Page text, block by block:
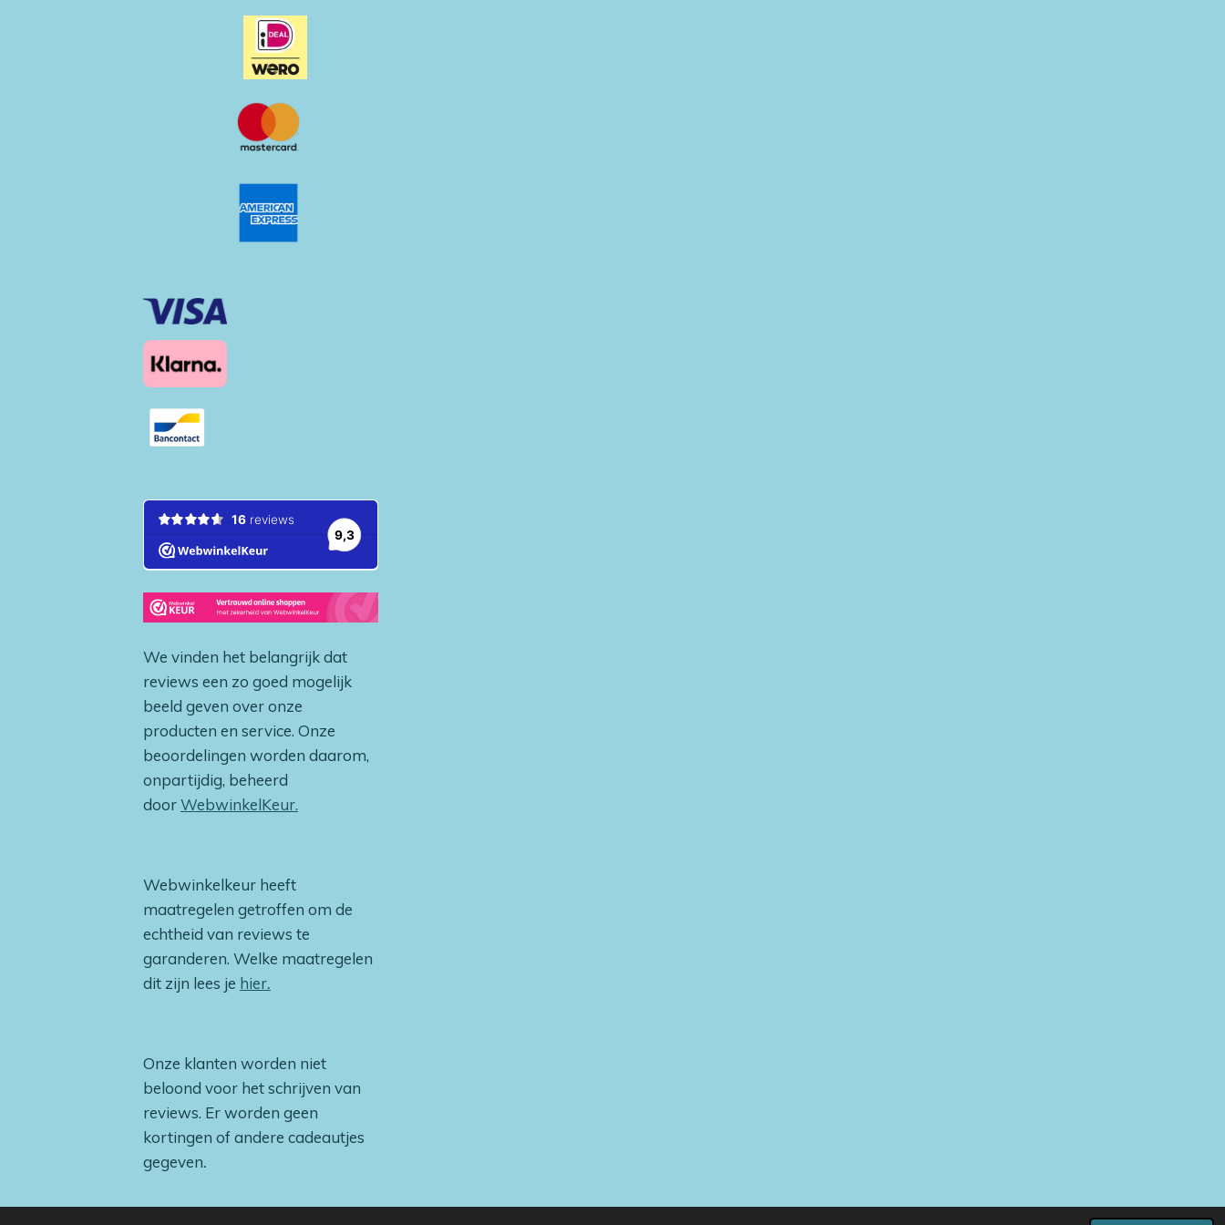
We vinden het belangrijk dat
reviews een zo goed mogelijk
beeld geven over onze
producten en service. Onze
beoordelingen worden daarom,
onpartijdig, beheerd
doorWebwinkelKeur.
Webwinkelkeur heeft
maatregelen getroffen om de
echtheid van reviews te
garanderen. Welke maatregelen
dit zijn lees je hier.
Onze klanten worden niet
beloond voor het schrijven van
reviews. Er worden geen
kortingen of andere cadeautjes
gegeven.